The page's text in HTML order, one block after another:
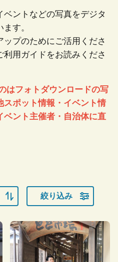
ントなどの写真をデジタ
す。
プのためにご活用くださ
用ガイドをお読みくださ
はフォトダウンロードの写
ポット情報・イベント情
ント主催者・自治体に直
絞り込み